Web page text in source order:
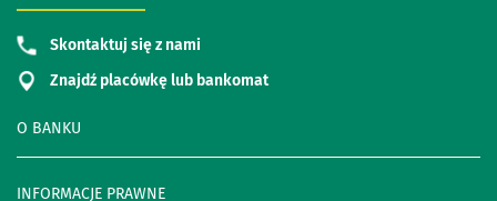
O BANKU
INFORMACJE PRAWNE
Skontaktuj się z nami
Znajdź placówkę lub bankomat